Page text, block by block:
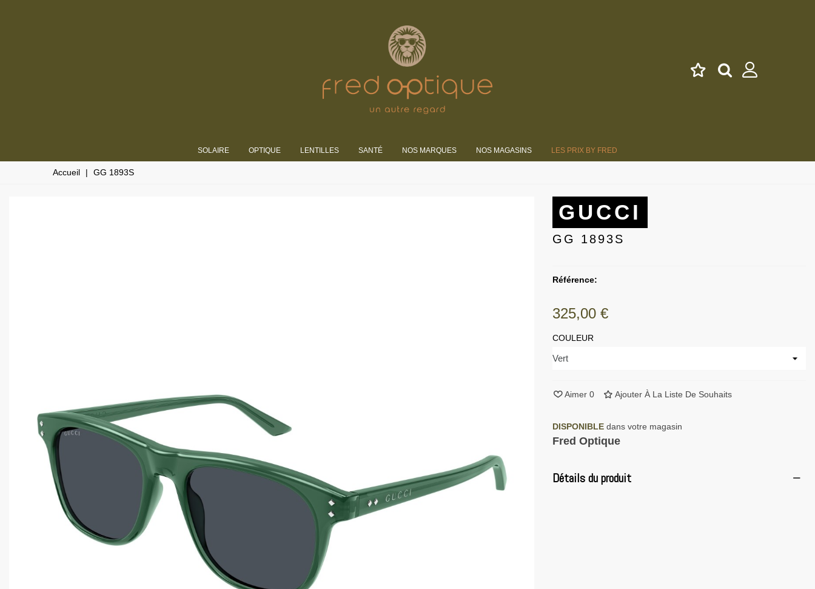
SOLAIRE OPTIQUE LENTILLES SANTÉ NOS MARQUES NOS MAGASINS LES PRIX BY FRED
Accueil | GG 1893S
GUCCI
GG 1893S
Référence:
325,00 €
COULEUR
Aimer 0 Ajouter À La Liste De Souhaits
DISPONIBLE dans votre magasin
Fred Optique
Détails du produit